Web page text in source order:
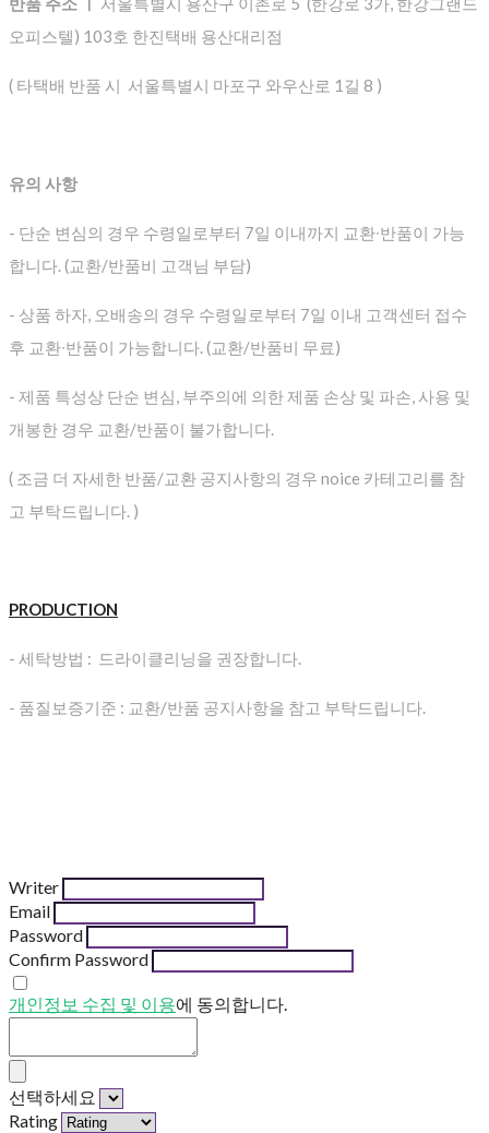
오피스텔) 103호 한진택배 용산대리점
( 타택배 반품 시 서울특별시 마포구 와우산로 1길 8 )
유의 사항
- 단순 변심의 경우 수령일로부터 7일 이내까지 교환∙반품이 가능
합니다. (교환/반품비 고객님 부담)
- 상품 하자, 오배송의 경우 수령일로부터 7일 이내 고객센터 접수
후 교환∙반품이 가능합니다. (교환/반품비 무료)
- 제품 특성상 단순 변심, 부주의에 의한 제품 손상 및 파손, 사용 및
개봉한 경우 교환/반품이 불가합니다.
( 조금 더 자세한 반품/교환 공지사항의 경우 noice 카테고리를 참
고 부탁드립니다. )
PRODUCTION
- 세탁방법 : 드라이클리닝을 권장합니다.
- 품질보증기준 : 교환/반품 공지사항을 참고 부탁드립니다.
Writer
Email
Password
Confirm Password
개인정보 수집 및 이용에 동의합니다.
선택하세요
Rating